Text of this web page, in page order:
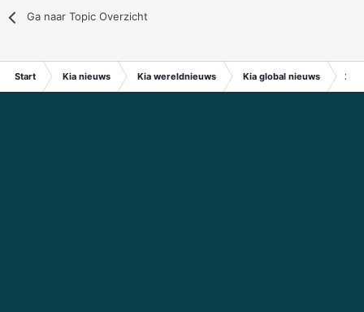
Ga naar Topic Overzicht
Start Kia nieuws Kia wereldnieuws Kia global nieuws